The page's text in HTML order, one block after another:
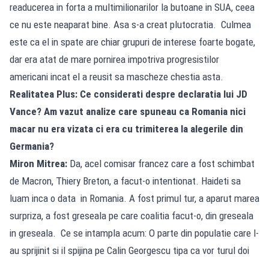
readucerea in forta a multimilionarilor la butoane in SUA, ceea
ce nu este neaparat bine. Asa s-a creat plutocratia. Culmea
este ca el in spate are chiar grupuri de interese foarte bogate,
dar era atat de mare pornirea impotriva progresistilor
americani incat el a reusit sa mascheze chestia asta.
Realitatea Plus: Ce considerati despre declaratia lui JD
Vance? Am vazut analize care spuneau ca Romania nici
macar nu era vizata ci era cu trimiterea la alegerile din
Germania?
Miron Mitrea: Da, acel comisar francez care a fost schimbat
de Macron, Thiery Breton, a facut-o intentionat. Haideti sa
luam inca o data in Romania. A fost primul tur, a aparut marea
surpriza, a fost greseala pe care coalitia facut-o, din greseala
in greseala. Ce se intampla acum: O parte din populatie care l-
au sprijinit si il spijina pe Calin Georgescu tipa ca vor turul doi